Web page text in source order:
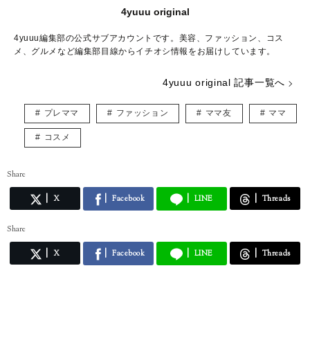
4yuuu original
4yuuu編集部の公式サブアカウントです。美容、ファッション、コス
メ、グルメなど編集部目線からイチオシ情報をお届けしています。
4yuuu original 記事一覧へ
プレママ ファッション ママ友 ママ
コスメ
Share
X Facebook LINE Threads
Share
X Facebook LINE Threads